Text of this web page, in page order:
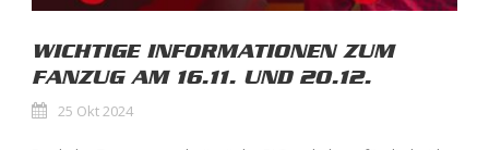
WICHTIGE INFORMATIONEN ZUM
FANZUG AM 16.11. UND 20.12.
25 Okt 2024